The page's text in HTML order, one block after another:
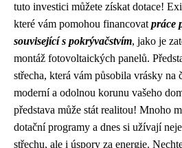
tuto investici můžete získat dotace!
které vám pomohou financovat práce
související s pokrývačstvím, jako je
montáž fotovoltaických panelů.
střecha, která vám působila vrásky na
moderní a odolnou korunu vašeho
představa může stát realitou! Mnoho
dotační programy a dnes si užívají
střechu, ale i úspory za energie.